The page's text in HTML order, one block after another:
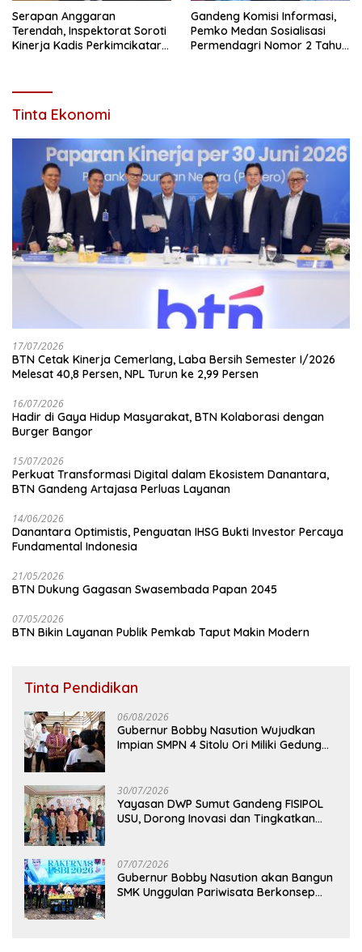
Serapan Anggaran
Terendah, Inspektorat Soroti
Kinerja Kadis Perkimcikataru
Gandeng Komisi Informasi,
Pemko Medan Sosialisasi
Permendagri Nomor 2 Tahun
Tinta Ekonomi
17/07/2026
BTN Cetak Kinerja Cemerlang, Laba Bersih Semester I/2026
Melesat 40,8 Persen, NPL Turun ke 2,99 Persen
16/07/2026
Hadir di Gaya Hidup Masyarakat, BTN Kolaborasi dengan
Burger Bangor
15/07/2026
Perkuat Transformasi Digital dalam Ekosistem Danantara,
BTN Gandeng Artajasa Perluas Layanan
14/06/2026
Danantara Optimistis, Penguatan IHSG Bukti Investor Percaya
Fundamental Indonesia
21/05/2026
BTN Dukung Gagasan Swasembada Papan 2045
07/05/2026
BTN Bikin Layanan Publik Pemkab Taput Makin Modern
Tinta Pendidikan
06/08/2026
Gubernur Bobby Nasution Wujudkan
Impian SMPN 4 Sitolu Ori Miliki Gedung
30/07/2026
Yayasan DWP Sumut Gandeng FISIPOL
USU, Dorong Inovasi dan Tingkatkan
07/07/2026
Gubernur Bobby Nasution akan Bangun
SMK Unggulan Pariwisata Berkonsep